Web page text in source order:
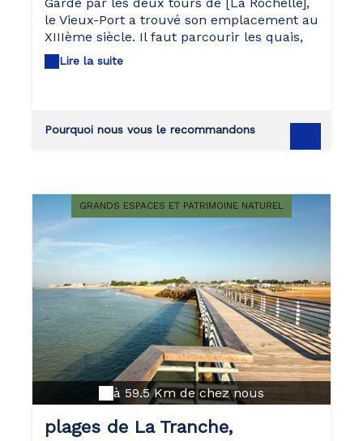
le Vieux-Port a trouvé son emplacement au
XIIIème siècle. Il faut parcourir les quais,
en fin de journée, pour admirer les
bateaux qui y mouillent. En été, des
Lire la suite
Pourquoi nous vous le recommandons
GRANDS ESPACES ET PATRIMOINE NATUREL
à 59.5 Km de chez nous
plages de La Tranche,